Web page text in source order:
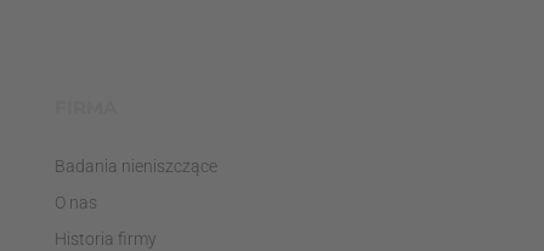
Badania nieniszczące
O nas
Historia firmy